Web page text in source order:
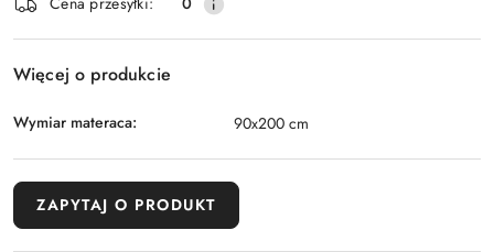
Więcej o produkcie
Wymiar materaca: 90x200 cm
ZAPYTAJ O PRODUKT